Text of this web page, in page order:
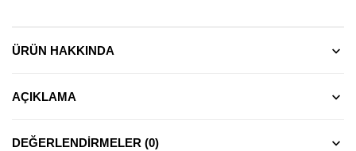
ÜRÜN HAKKINDA
AÇIKLAMA
DEĞERLENDIRMELER (0)